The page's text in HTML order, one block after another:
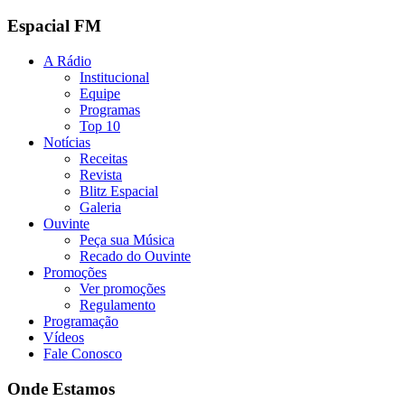
Espacial FM
A Rádio
Institucional
Equipe
Programas
Top 10
Notícias
Receitas
Revista
Blitz Espacial
Galeria
Ouvinte
Peça sua Música
Recado do Ouvinte
Promoções
Ver promoções
Regulamento
Programação
Vídeos
Fale Conosco
Onde Estamos